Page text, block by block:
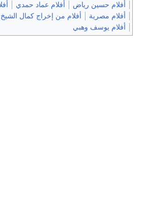
أفلام حسين رياض
أفلام عماد حمدي
أفلام مصرية
أفلام من إخراج كمال الشيخ
أفلام يوسف وهبي